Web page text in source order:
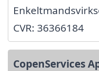
CVR: 36366184
CopenServices